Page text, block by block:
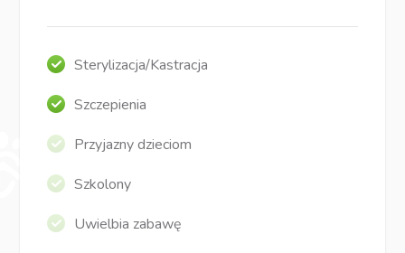
Sterylizacja/Kastracja
Szczepienia
Przyjazny dzieciom
Szkolony
Uwielbia zabawę